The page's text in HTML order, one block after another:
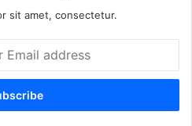
sit amet, consectetur.